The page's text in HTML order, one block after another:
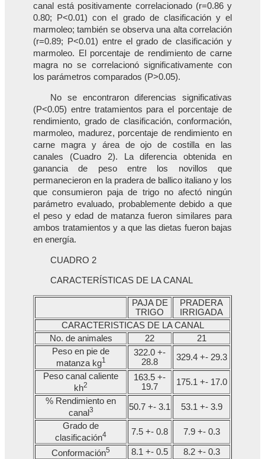
canal está positivamente correlacionado (r=0.86 y
0.80; P<0.01) con el grado de clasificación y el
marmoleo; también se observa una alta correlación
(r=0.89; P<0.01) entre el grado de clasificación y
marmoleo. El porcentaje de rendimiento de carne
magra no se correlacionó significativamente con
los parámetros comparados (P>0.05).
No se encontraron diferencias significativas
(P<0.05) entre tratamientos para el porcentaje de
rendimiento, grado de clasificación, conformación,
marmoleo, madurez, porcentaje de rendimiento en
carne magra y área de ojo de costilla en las
canales (Cuadro 2). La diferencia obtenida en
ganancia de peso entre los novillos que
permanecieron en la pradera de ballico italiano y los
que consumieron paja de trigo no afectó ningún
parámetro evaluado, probablemente debido a que
el peso y edad de matanza fueron similares para
ambos tratamientos y a que las dietas fueron bajas
en energía.
CUADRO 2
CARACTERÍSTICAS DE LA CANAL
PAJA DE
TRIGO
PRADERA
IRRIGADA
CARACTERISTICAS DE LA CANAL
No. de animales
22
21
Peso en pie de
matanza kg1
322.0 +-
28.8
329.4 +- 29.3
Peso canal caliente
kh2
163.5 +-
19.7
175.1 +- 17.0
% Rendimiento en
canal3 50.7 +- 3.1
53.1 +- 3.9
Grado de
clasificación4 7.5 +- 0.8 7.9 +- 0.3
Conformación5 8.1 +- 0.5
8.2 +- 0.3